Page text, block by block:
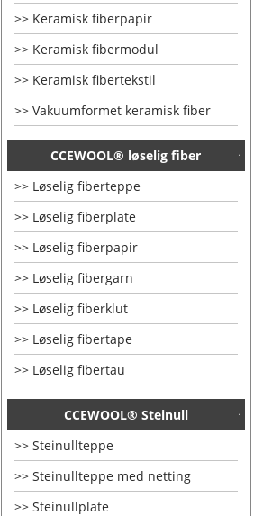
Keramisk fiberpapir
Keramisk fibermodul
Keramisk fibertekstil
Vakuumformet keramisk fiber
CCEWOOL® løselig fiber
Løselig fiberteppe
Løselig fiberplate
Løselig fiberpapir
Løselig fibergarn
Løselig fiberklut
Løselig fibertape
Løselig fibertau
CCEWOOL® Steinull
Steinullteppe
Steinullteppe med netting
Steinullplate